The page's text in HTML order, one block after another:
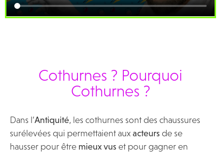
Cothurnes ? Pourquoi
Cothurnes ?
Dans l’Antiquité, les cothurnes sont des chaussures
surélevées qui permettaient aux acteurs de se
hausser pour être mieux vus et pour gagner en